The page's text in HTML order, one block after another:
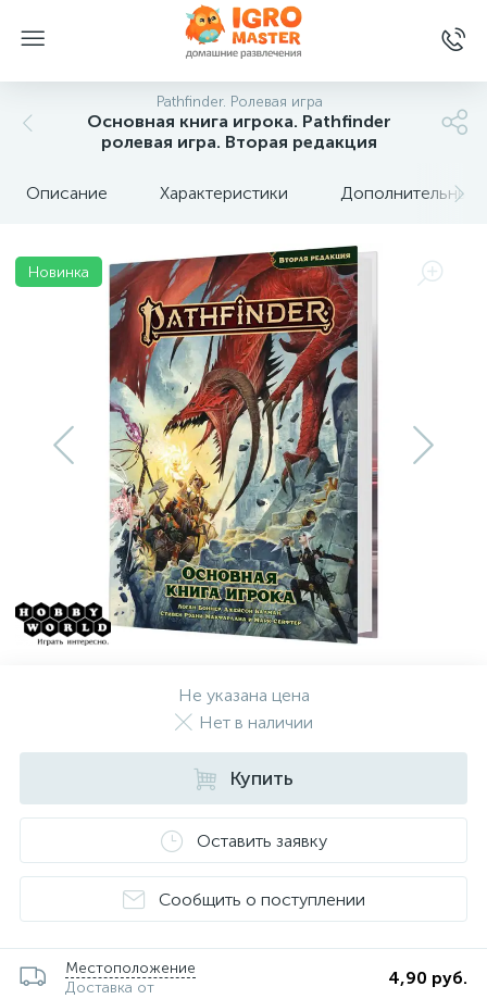
Pathfinder. Ролевая игра
Основная книга игрока. Pathfinder
ролевая игра. Вторая редакция
Описание Характеристики Дополнительные
Новинка
Не указана цена
Нет в наличии
Купить
Оставить заявку
Сообщить о поступлении
Местоположение
Доставка от
4,90 руб.